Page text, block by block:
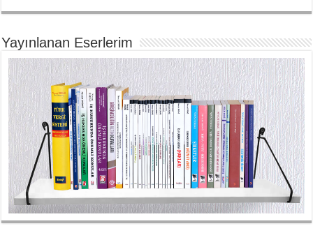
Yayınlanan Eserlerim